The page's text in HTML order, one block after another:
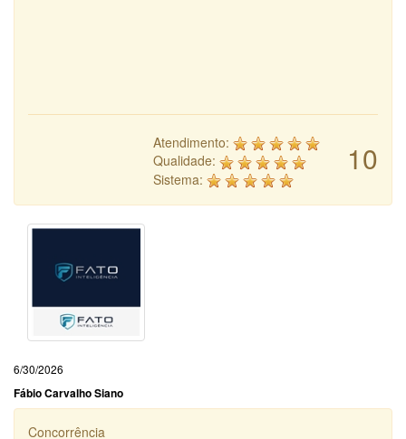
10
Atendimento:
Qualidade:
Sistema:
6/30/2026
Fábio Carvalho Siano
Concorrência